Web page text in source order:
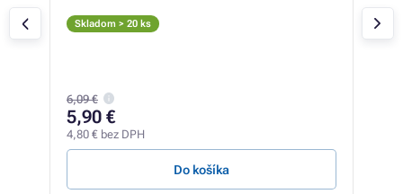
Skladom > 20 ks
6,09 €
5,90 €
4,80 € bez DPH
Do košíka